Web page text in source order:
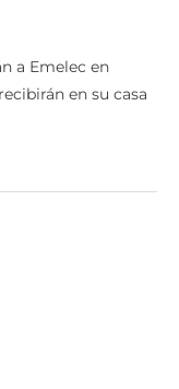
a Emelec en
en su casa